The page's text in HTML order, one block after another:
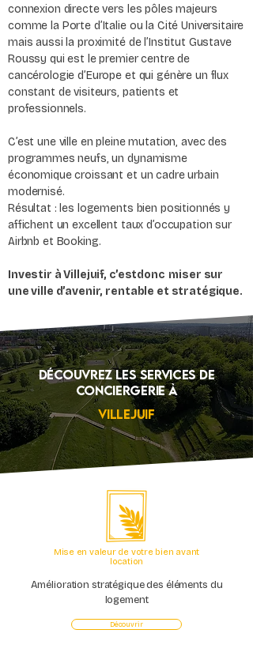
connexion directe vers les pôles majeurs
comme la Porte d’Italie ou la Cité Universitaire
mais aussi la proximité de l’Institut Gustave
Roussy qui est le premier centre de
cancérologie d’Europe et qui génère un flux
constant de visiteurs, patients et
professionnels.
C’est une ville en pleine mutation, avec des
programmes neufs, un dynamisme
économique croissant et un cadre urbain
modernisé.
Résultat : les logements bien positionnés y
affichent un excellent taux d’occupation sur
Airbnb et Booking.
Investir à Villejuif, c’estdonc miser sur
une ville d’avenir, rentable et stratégique.
Découvrez Les services de
conciergerie à
Villejuif
Mise en valeur de votre bien avant
location
Amélioration stratégique des éléments du
logement
Découvrir